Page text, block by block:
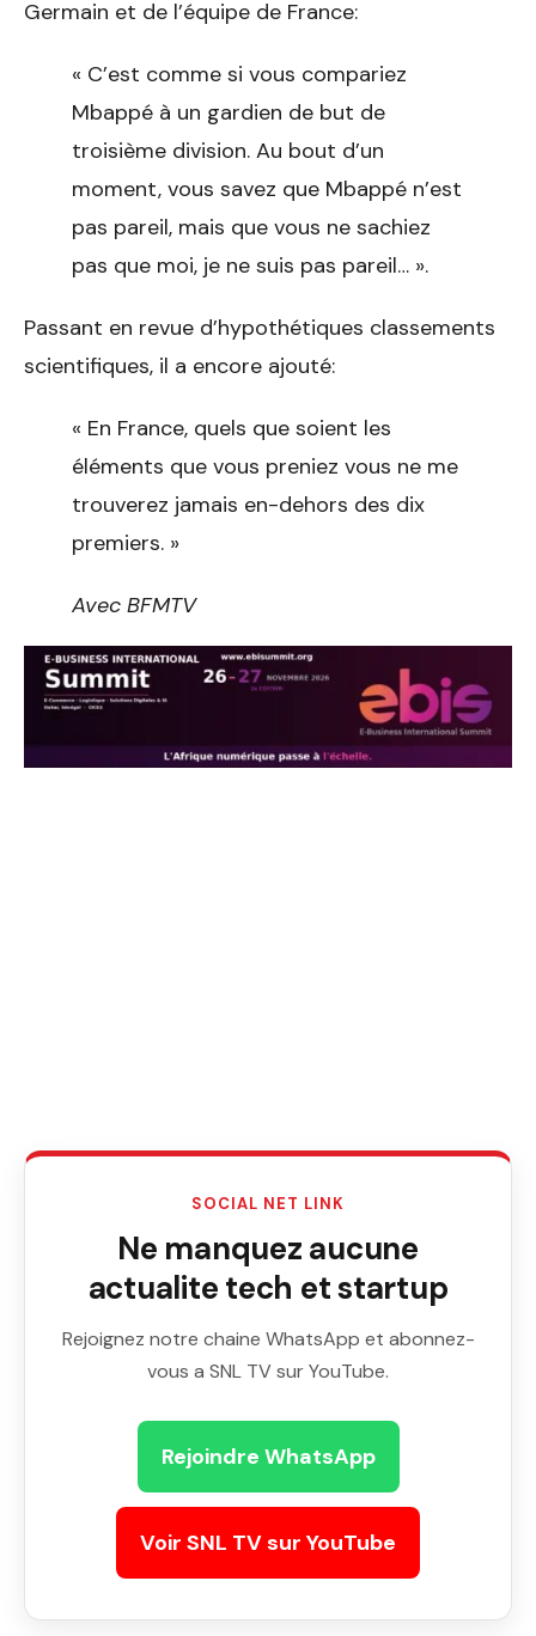
Germain et de l’équipe de France:
« C’est comme si vous compariez
Mbappé à un gardien de but de
troisième division. Au bout d’un
moment, vous savez que Mbappé n’est
pas pareil, mais que vous ne sachiez
pas que moi, je ne suis pas pareil… ».
Passant en revue d’hypothétiques classements
scientifiques, il a encore ajouté:
« En France, quels que soient les
éléments que vous preniez vous ne me
trouverez jamais en-dehors des dix
premiers. »
Avec BFMTV
SOCIAL NET LINK
Ne manquez aucune
actualite tech et startup
Rejoignez notre chaine WhatsApp et abonnez-
vous a SNL TV sur YouTube.
Rejoindre WhatsApp
Voir SNL TV sur YouTube